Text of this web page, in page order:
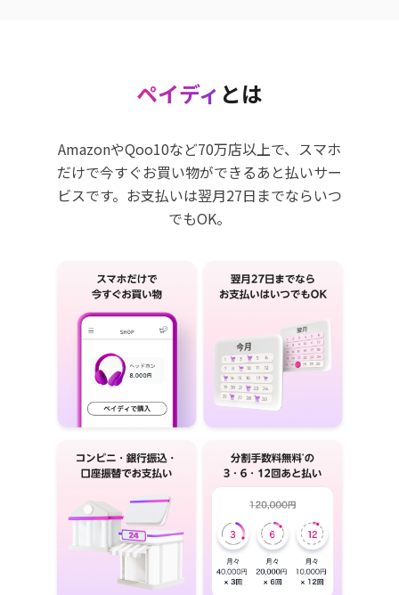
ペイディ とは
AmazonやQoo10など70万店以上で、スマホ
だけで今すぐお買い物ができるあと払いサー
ビスです。お支払いは翌月27日までならいつ
でもOK。